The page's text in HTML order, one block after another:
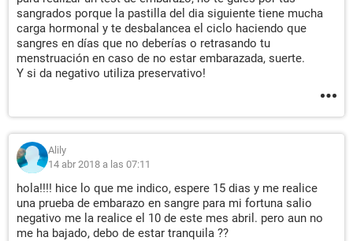
sangrados porque la pastilla del dia siguiente tiene mucha
carga hormonal y te desbalancea el ciclo haciendo que
sangres en días que no deberías o retrasando tu
menstruación en caso de no estar embarazada, suerte.
Y si da negativo utiliza preservativo!
Alily
14 abr 2018 a las 07:11
hola!!!! hice lo que me indico, espere 15 dias y me realice
una prueba de embarazo en sangre para mi fortuna salio
negativo me la realice el 10 de este mes abril. pero aun no
me ha bajado, debo de estar tranquila ??